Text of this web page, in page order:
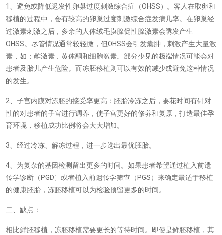
1 、避免或降低迟发性卵巢过度刺激综合症（OHSS ）。客人在取卵和
移植的过程中，会有较高的卵巢过度刺激综合症发病几率。在卵巢经
过激素刺激之后，多余的人体绒毛膜腺促性腺激素会诱发产生
OHSS。尽管情况通常较轻微，但OHSS会引发囊肿，刺激产生大量激
素，如：雌激素，黄体酮和细胞激素。部分少见的极端情况可能会对
患者及胎儿产生危险。而冻胚移植则可以有效的减少或避免这种情况
的发生。
2、子宫内膜对冻胚的接受率更高：胚胎冷冻之后，要花时间有针对
性的对患者的子宫进行调养，使子宫更好的修养和复原，打造最佳孕
育环境，移植成功比例将会大大增加。
3、经过冷冻、解冻过程，进一步选出最优胚胎。
4、为复杂的基因检测留出更多的时间。如果患者希望通过植入前遗
传学诊断（ PGD ）或者植入前遗传学筛查（ PGS ）来确定最适于移植
的健康胚胎，冻胚移植可以为检验预留更多的时间。
二、缺点：
相比鲜胚移植，冻胚移植需要更长的等待时间。即使是鲜胚移植，其